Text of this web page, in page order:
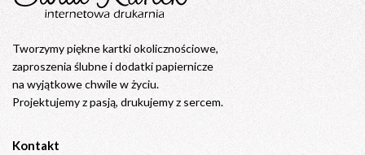
Tworzymy piękne kartki okolicznościowe,
zaproszenia ślubne i dodatki papiernicze
na wyjątkowe chwile w życiu.
Projektujemy z pasją, drukujemy z sercem.
Kontakt